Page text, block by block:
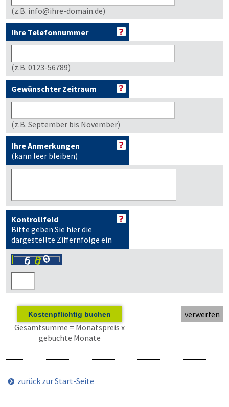
(z.B. info@ihre-domain.de)
Ihre Telefonnummer
(z.B. 0123-56789)
Gewünschter Zeitraum
(z.B. September bis November)
Ihre Anmerkungen
(kann leer bleiben)
Kontrollfeld
Bitte geben Sie hier die
dargestellte Ziffernfolge ein
Kostenpflichtig buchen
Gesamtsumme = Monatspreis x
gebuchte Monate
zurück zur Start-Seite